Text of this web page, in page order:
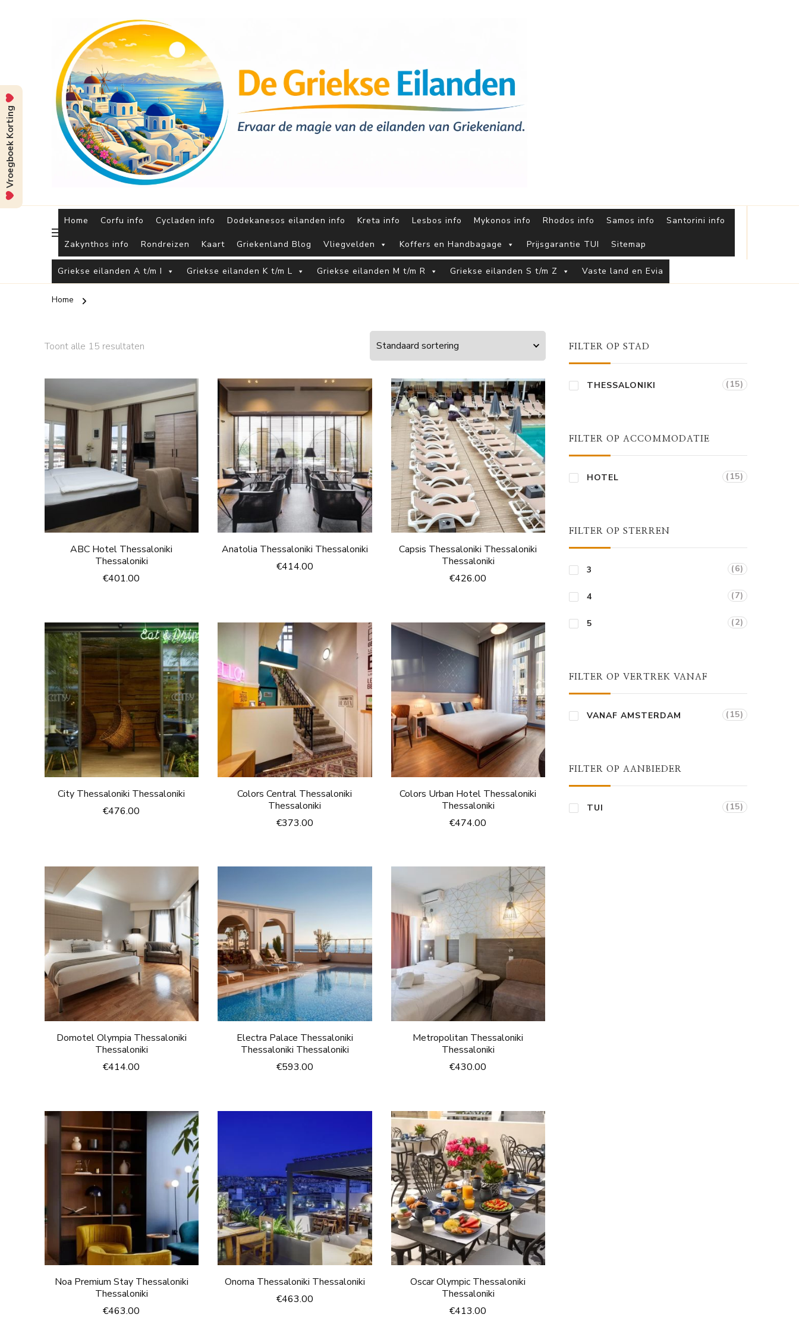
Home Corfu info Cycladen info Dodekanesos eilanden info Kreta info Lesbos info Mykonos info Rhodos info Samos info Santorini info
Zakynthos info Rondreizen Kaart Griekenland Blog Vliegvelden Koffers en Handbagage Prijsgarantie TUI Sitemap
Griekse eilanden A t/m I Griekse eilanden K t/m L Griekse eilanden M t/m R Griekse eilanden S t/m Z Vaste land en Evia
Home
Toont alle 15 resultaten
ABC Hotel Thessaloniki
Thessaloniki
€401.00
Anatolia Thessaloniki Thessaloniki
€414.00
Capsis Thessaloniki Thessaloniki
Thessaloniki
€426.00
City Thessaloniki Thessaloniki
€476.00
Colors Central Thessaloniki
Thessaloniki
€373.00
Colors Urban Hotel Thessaloniki
Thessaloniki
€474.00
Domotel Olympia Thessaloniki
Thessaloniki
€414.00
Electra Palace Thessaloniki
Thessaloniki Thessaloniki
€593.00
Metropolitan Thessaloniki
Thessaloniki
€430.00
Noa Premium Stay Thessaloniki
Thessaloniki
€463.00
Onoma Thessaloniki Thessaloniki
€463.00
Oscar Olympic Thessaloniki
Thessaloniki
€413.00
FILTER OP STAD
THESSALONIKI (15)
FILTER OP ACCOMMODATIE
HOTEL (15)
FILTER OP STERREN
3 (6)
4 (7)
5 (2)
FILTER OP VERTREK VANAF
VANAF AMSTERDAM (15)
FILTER OP AANBIEDER
TUI (15)
Vroegboek Korting